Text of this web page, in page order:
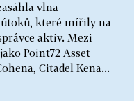
vlna
které mířily na
aktiv. Mezi
Point72 Asset
Citadel Kena...